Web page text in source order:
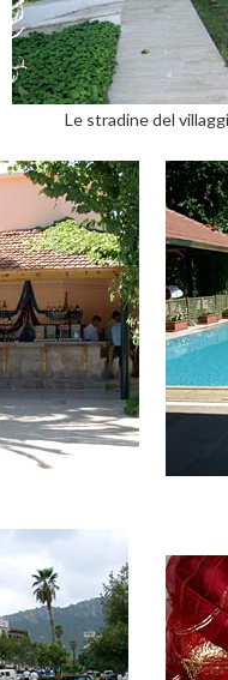
Le stradine del